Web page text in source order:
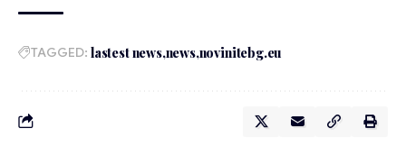
TAGGED: lastest news news novinitebg.eu